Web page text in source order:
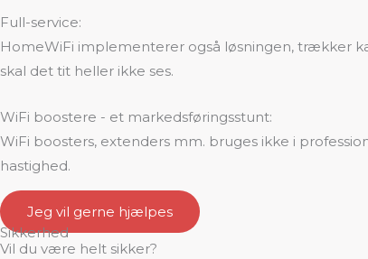
Full-service:
HomeWiFi implementerer også løsningen, trækker
skal det tit heller ikke ses.
WiFi boostere - et markedsføringsstunt:
WiFi boosters, extenders mm. bruges ikke i
hastighed.
Jeg vil gerne hjælpes
Sikkerhed
Vil du være helt sikker?